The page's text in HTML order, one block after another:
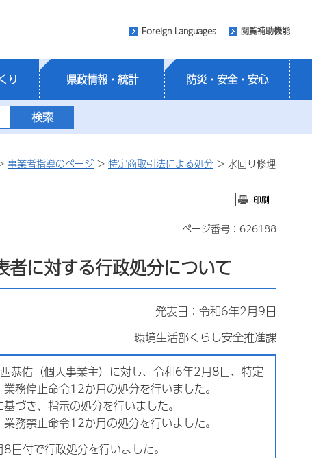
Foreign Languages 閲覧補助機能
り 県政情報・統計 防災・安全・安心
事業者指導のページ > 特定商取引法による処分 > 水回り修理
ページ番号：626188
に対する行政処分について
発表日：令和6年2月9日
環境生活部くらし安全推進課
恭佑（個人事業主）に対し、令和6年2月8日、特定
務停止命令12か月の処分を行いました。
づき、指示の処分を行いました。
務禁止命令12か月の処分を行いました。
付で行政処分を行いました。